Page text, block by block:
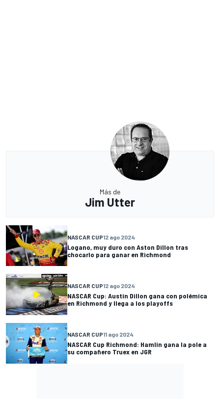
Más de
Jim Utter
NASCAR CUP12 ago 2024
Logano, muy duro con Aston Dillon tras
chocarlo para ganar en Richmond
NASCAR CUP12 ago 2024
NASCAR Cup: Austin Dillon gana con polémica
en Richmond y llega a los playoffs
NASCAR CUP11 ago 2024
NASCAR Cup Richmond: Hamlin gana la pole a
su compañero Truex en JGR